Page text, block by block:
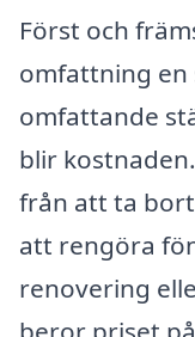
Först och
omfattning en
omfattande
blir
från att ta
att rengöra
renovering